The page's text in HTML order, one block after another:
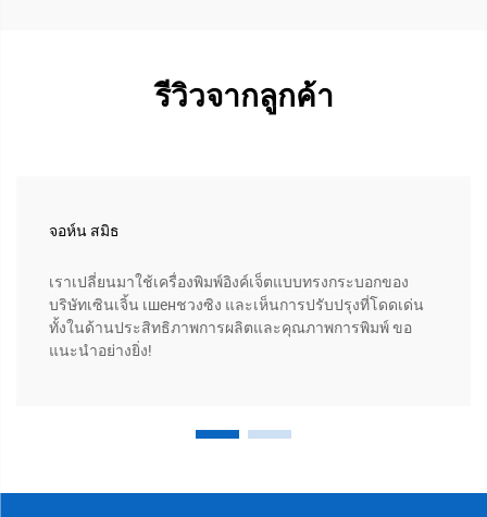
รีวิวจากลูกค้า
จอห์น สมิธ
เราเปลี่ยนมาใช้เครื่องพิมพ์อิงค์เจ็ตแบบทรงกระบอกของ
บริษัทเซินเจิ้น เшенชวงซิง และเห็นการปรับปรุงที่โดดเด่น
ทั้งในด้านประสิทธิภาพการผลิตและคุณภาพการพิมพ์ ขอ
แนะนำอย่างยิ่ง!